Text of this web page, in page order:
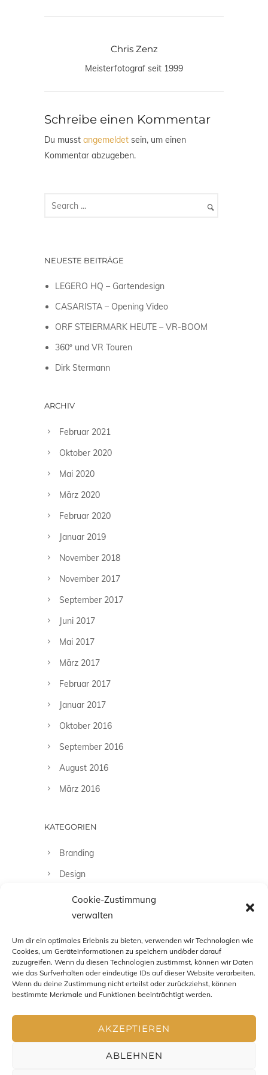
Cookie-Zustimmung
verwalten
Um dir ein optimales Erlebnis zu bieten, verwenden wir Technologien wie
Cookies, um Geräteinformationen zu speichern und/oder darauf
zuzugreifen. Wenn du diesen Technologien zustimmst, können wir Daten
wie das Surfverhalten oder eindeutige IDs auf dieser Website verarbeiten.
Wenn du deine Zustimmung nicht erteilst oder zurückziehst, können
bestimmte Merkmale und Funktionen beeinträchtigt werden.
AKZEPTIEREN
ABLEHNEN
Chris Zenz
Meisterfotograf seit 1999
Schreibe einen Kommentar
Du musst angemeldet sein, um einen
Kommentar abzugeben.
NEUESTE BEITRÄGE
LEGERO HQ – Gartendesign
CASARISTA – Opening Video
ORF STEIERMARK HEUTE – VR-BOOM
360º und VR Touren
Dirk Stermann
ARCHIV
Februar 2021
Oktober 2020
Mai 2020
März 2020
Februar 2020
Januar 2019
November 2018
November 2017
September 2017
Juni 2017
Mai 2017
März 2017
Februar 2017
Januar 2017
Oktober 2016
September 2016
August 2016
März 2016
KATEGORIEN
Branding
Design
Fashion
Fotografie
Uncategorized